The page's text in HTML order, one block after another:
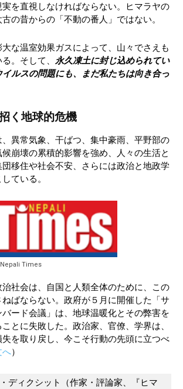
を直視しなければならない。ヒマラヤの
の昔からの「不動の番人」ではない。
な温室効果ガスによって、山々でさえも
。そして、 永久凍土に封じ込められてい
ルスの問題にも、まだ私たちは向き合っ
く地球的危機
異常気象、干ばつ、集中豪雨、平野部の
崩壊の累積的影響を強め、人々の生活と
移住や社会不安、さらには政治と地政学
ている。
Times
社会は、自国と人類全体のために、この
ばならない。政府が５月に開催した「サ
ード会議」は、地球温暖化とその弊害を
とに失敗した。政治家、官僚、学界は、
を取り戻し、今こそ行動の先頭に立つべ
へ）
ディクシット（作家・評論家、『ヒマ